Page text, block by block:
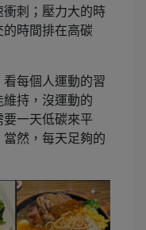
刺；壓力大的時
時間排在高碳
每個人運動的習
持，沒運動的
要一天低碳來平
然，每天足夠的